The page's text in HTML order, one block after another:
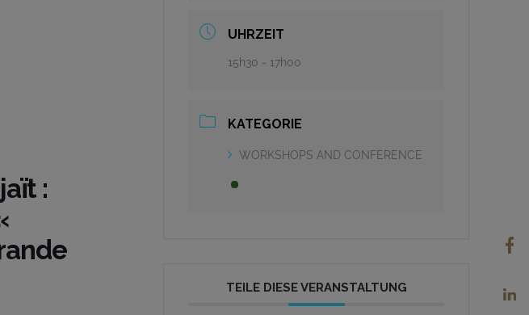
:
UHRZEIT
15h30 - 17h00
KATEGORIE
WORKSHOPS AND CONFERENCE
TEILE DIESE VERANSTALTUNG